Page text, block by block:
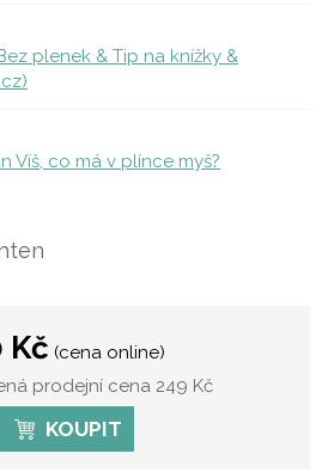
plenek & Tip na knížky &
Víš, co má v plínce myš?
Kč (cena online)
prodejní cena 249 Kč
KOUPIT